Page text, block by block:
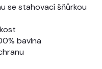
se stahovací šňůrkou
bavlna